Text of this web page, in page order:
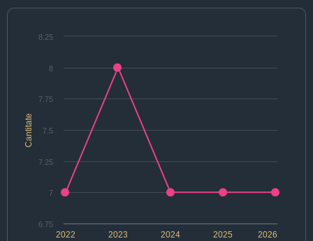
Cantitate
2022 2024 2026
2023 2025
6.75
7
7.25
7.5
7.75
8
8.25